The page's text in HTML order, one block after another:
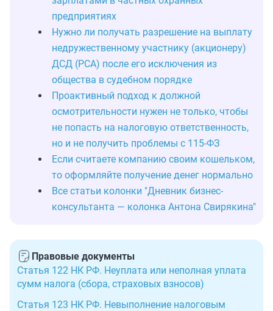
предприятиях
Нужно ли получать разрешение на выплату
недружественному участнику (акционеру)
ДСД (РСА) после его исключения из
общества в судебном порядке
Проактивный подход к должной
осмотрительности нужен не только, чтобы
не попасть на налоговую ответственность,
но и не получить проблемы с 115-ФЗ
Если считаете компанию своим кошельком,
то оформляйте получение денег нормально
Все статьи колонки "Дневник бизнес-
консультанта — колонка Антона Свирякина"
Правовые документы
Статья 122 НК РФ. Неуплата или неполная уплата
сумм налога (сбора, страховых взносов)
Статья 123 НК РФ. Невыполнение налоговым